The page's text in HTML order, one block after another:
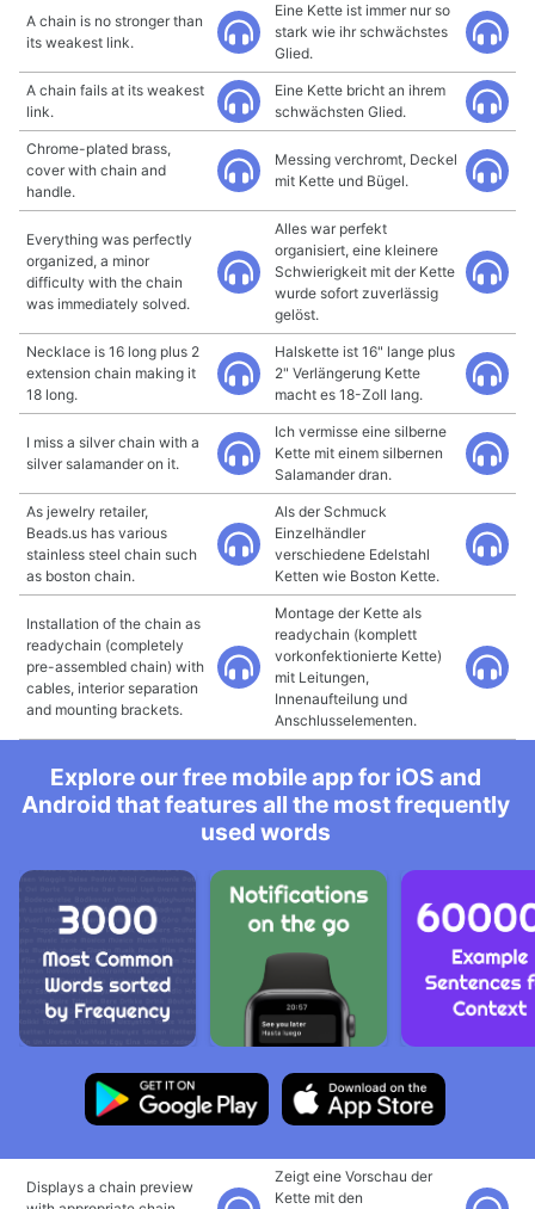
A chain is no stronger than
its weakest link.
Eine Kette ist immer nur so
stark wie ihr schwächstes
Glied.
A chain fails at its weakest
link.
Eine Kette bricht an ihrem
schwächsten Glied.
Chrome-plated brass,
cover with chain and
handle.
Messing verchromt, Deckel
mit Kette und Bügel.
Everything was perfectly
organized, a minor
difficulty with the chain
was immediately solved.
Alles war perfekt
organisiert, eine kleinere
Schwierigkeit mit der Kette
wurde sofort zuverlässig
gelöst.
Necklace is 16 long plus 2
extension chain making it
18 long.
Halskette ist 16" lange plus
2" Verlängerung Kette
macht es 18-Zoll lang.
I miss a silver chain with a
silver salamander on it.
Ich vermisse eine silberne
Kette mit einem silbernen
Salamander dran.
As jewelry retailer,
Beads.us has various
stainless steel chain such
as boston chain.
Als der Schmuck
Einzelhändler
verschiedene Edelstahl
Ketten wie Boston Kette.
Installation of the chain as
readychain (completely
pre-assembled chain) with
cables, interior separation
and mounting brackets.
Montage der Kette als
readychain (komplett
vorkonfektionierte Kette)
mit Leitungen,
Innenaufteilung und
Anschlusselementen.
Explore our free mobile app for iOS and
Android that features all the most frequently
used words
Displays a chain preview
Zeigt eine Vorschau der
Kette mit den